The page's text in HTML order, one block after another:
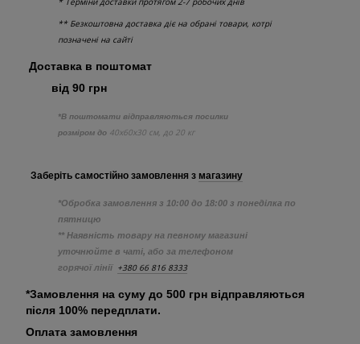
** Безкоштовна доставка діє на обрані товари, котрі
позначені на сайті
Доставка в поштомат
від 90 грн
*В поштомати відправляються посилки
розміром до 40х60х30 см, до 20 кг
Заберіть самостійно замовлення з магазину
*Обробка замовлення з 10:00 до 18:00 з понеділка по
пятницю
** Наявність товару на певному магазині
уточнюйте в чаті, або за телефоном
горячої лінії +380 66 816 8333
*Замовлення на суму до 500 грн відправляються
після 100% передплати.
Оплата замовлення